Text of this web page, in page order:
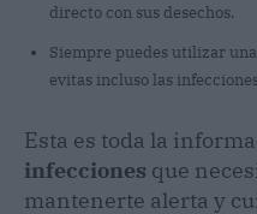
directo con sus desechos.
Siempre puedes utilizar
evitas incluso las
Esta es toda la
infecciones que
mantenerte alerta y